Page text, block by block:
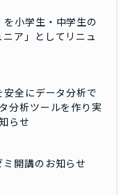
を小学生・中学生の
ア」としてリニュ
全にデータ分析で
分析ツールを作り実
らせ
開講のお知らせ